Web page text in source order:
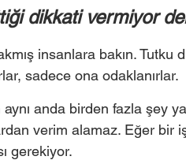
dikkati vermiyor
insanlara bakın.
sadece ona odaklanırlar.
aynı anda birden fazla şey
verim alamaz. Eğer bir
gerekiyor.